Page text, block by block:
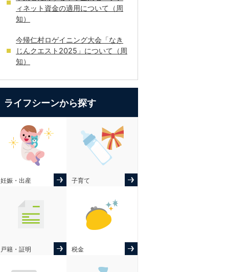
ィネット資金の適用について（周
知）
今帰仁村ロゲイニング大会「なき
じんクエスト2025」について（周
知）
ライフシーンから探す
妊娠・出産 子育て
戸籍・証明 税金